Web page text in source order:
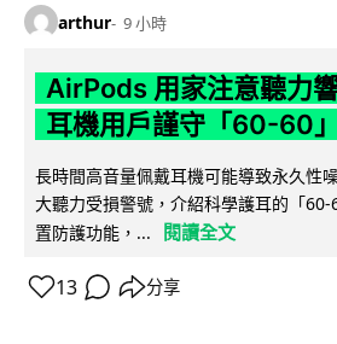
arthur 9 小時
AirPods 用家注意聽力
耳機用戶謹守「60-60
長時間高音量佩戴耳機可能導致永久性
大聽力受損警號，介紹科學護耳的「
置防護功能，...
閱讀全文
13 分享